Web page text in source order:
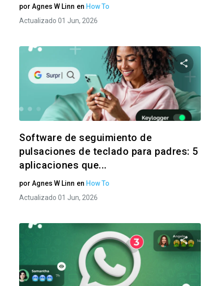
por Agnes W Linn en How To
Actualizado 01 Jun, 2026
Software de seguimiento de
pulsaciones de teclado para padres: 5
aplicaciones que...
por Agnes W Linn en How To
Actualizado 01 Jun, 2026